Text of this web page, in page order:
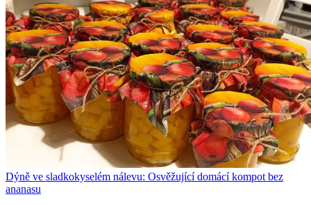
Dýně ve sladkokyselém nálevu: Osvěžující domácí kompot bez
ananasu